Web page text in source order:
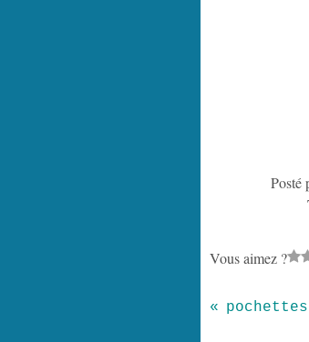
Posté
Vous aimez ?
pochettes